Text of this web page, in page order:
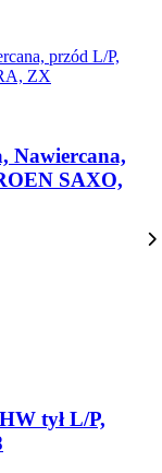
Nawiercana,
SAXO,
tył L/P,